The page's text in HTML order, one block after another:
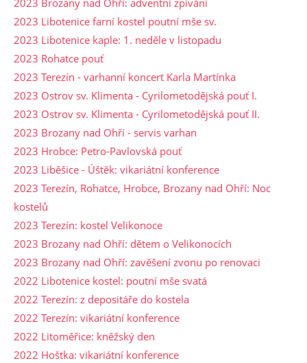
2023 Brozany nad Ohří: adventní zpívání
2023 Libotenice farní kostel poutní mše sv.
2023 Libotenice kaple: 1. neděle v listopadu
2023 Rohatce pouť
2023 Terezín - varhanní koncert Karla Martínka
2023 Ostrov sv. Klimenta - Cyrilometodějská pouť I.
2023 Ostrov sv. Klimenta - Cyrilometodějská pouť II.
2023 Brozany nad Ohří - servis varhan
2023 Hrobce: Petro-Pavlovská pouť
2023 Liběšice - Úštěk: vikariátní konference
2023 Terezín, Rohatce, Hrobce, Brozany nad Ohří: Noc
kostelů
2023 Terezín: kostel Velikonoce
2023 Brozany nad Ohří: dětem o Velikonocích
2023 Brozany nad Ohří: zavěšení zvonu po renovaci
2022 Libotenice kostel: poutní mše svatá
2022 Terezín: z depositáře do kostela
2022 Terezín: vikariátní konference
2022 Litoměřice: kněžský den
2022 Hoštka: vikariátní konference